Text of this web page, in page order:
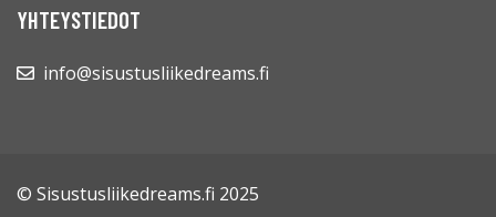
YHTEYSTIEDOT
info@sisustusliikedreams.fi
© Sisustusliikedreams.fi 2025